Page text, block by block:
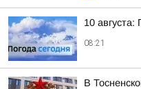
10
08:21
В